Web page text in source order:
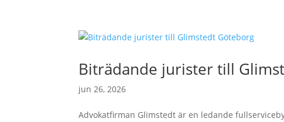
Biträdande jurister till
jun 26, 2026
Advokatfirman Glimstedt är en ledande